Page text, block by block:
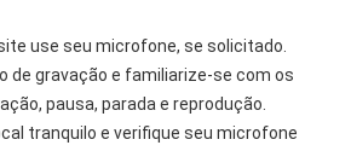
use seu microfone, se solicitado.
de gravação e familiarize-se com os
pausa, parada e reprodução.
tranquilo e verifique seu microfone